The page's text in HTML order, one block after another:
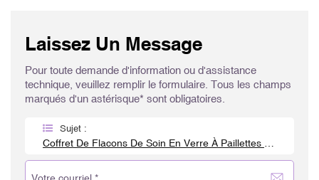
Laissez Un Message
Pour toute demande d'information ou d'assistance
technique, veuillez remplir le formulaire. Tous les champs
marqués d'un astérisque* sont obligatoires.
Sujet :